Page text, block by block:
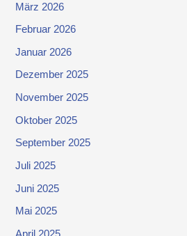
März 2026
Februar 2026
Januar 2026
Dezember 2025
November 2025
Oktober 2025
September 2025
Juli 2025
Juni 2025
Mai 2025